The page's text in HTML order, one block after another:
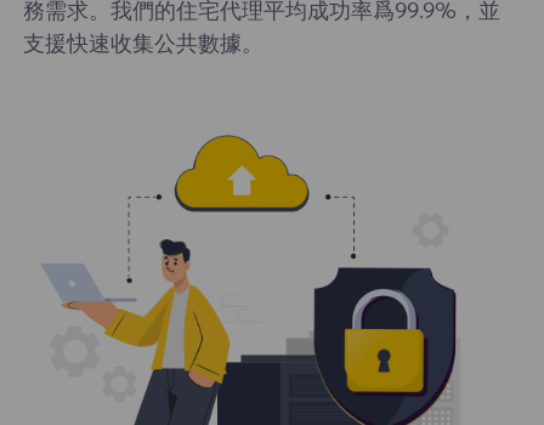
務需求。我們的住宅代理平均成功率爲99.9%，並
支援快速收集公共數據。